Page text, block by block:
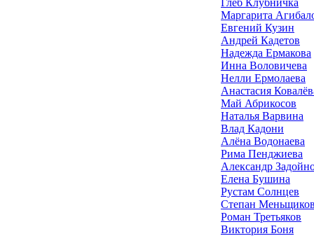
Глеб Клубничка
Маргарита
Евгений Кузин
Андрей Кадетов
Надежда Ермакова
Инна Воловичева
Нелли Ермолаева
Анастасия
Май Абрикосов
Наталья Варвина
Влад Кадони
Алёна Водонаева
Рима Пенджиева
Александр
Елена Бушина
Рустам Солнцев
Степан
Роман Третьяков
Виктория Боня